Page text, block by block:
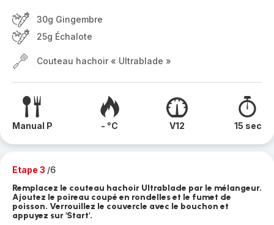
30g Gingembre
25g Échalote
Couteau hachoir « Ultrablade »
Manual P - °C V12 15 sec
Etape 3 /6
Remplacez le couteau hachoir Ultrablade par le mélangeur.
Ajoutez le poireau coupé en rondelles et le fumet de
poisson. Verrouillez le couvercle avec le bouchon et
appuyez sur 'Start'.